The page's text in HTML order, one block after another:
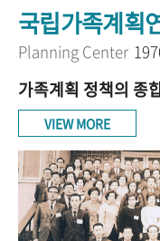
국립가족계획
Planning Center
가족계획 정책의 종
VIEW MORE